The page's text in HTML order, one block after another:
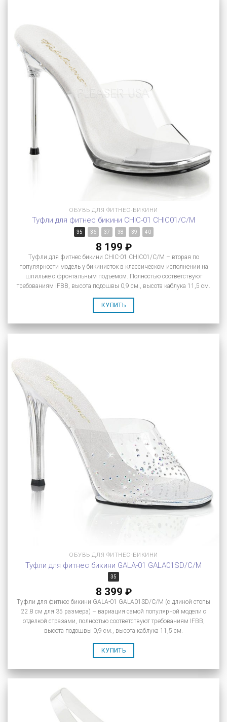
ОБУВЬ ДЛЯ ФИТНЕС-БИКИНИ
Туфли для фитнес бикини CHIC-01 CHIC01/C/M
35 36 37 38 39 40
8 199 ₽
Туфли для фитнес бикини CHIC-01 CHIC01/C/M – вторая по
популярности модель у бикинисток в классическом исполнении на
шпильке с фронтальным подъемом. Полностью соответствуют
требованиям IFBB, высота подошвы 0,9 см., высота каблука 11,5 см.
КУПИТЬ
ОБУВЬ ДЛЯ ФИТНЕС-БИКИНИ
Туфли для фитнес бикини GALA-01 GALA01SD/C/M
35
8 399 ₽
Туфли для фитнес бикини GALA-01 GALA01SD/C/M (с длиной стопы
22.8 см для 35 размера) – вариация самой популярной модели с
отделкой стразами, полностью соответствуют требованиям IFBB,
высота подошвы 0,9 см., высота каблука 11,5 см.
КУПИТЬ